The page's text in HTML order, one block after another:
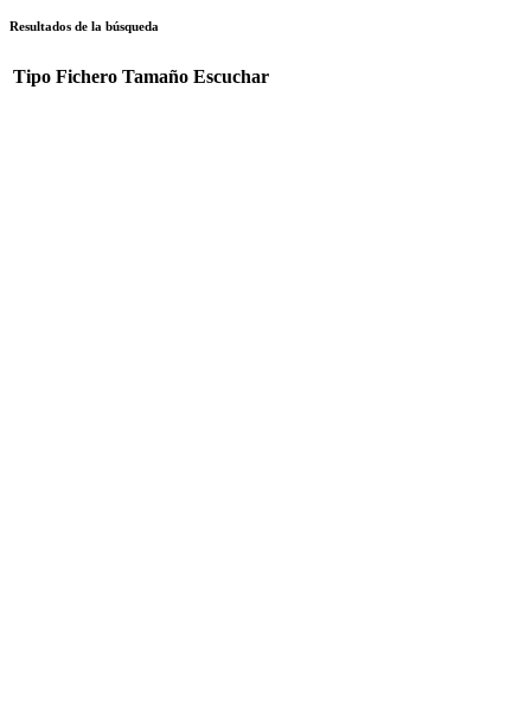
Resultados de la búsqueda
Tipo Fichero Tamaño Escuchar